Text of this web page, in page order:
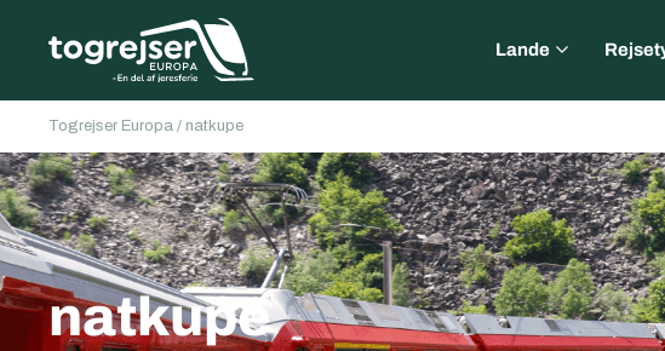
Lande
Togrejser Europa / natkupe
natkupe